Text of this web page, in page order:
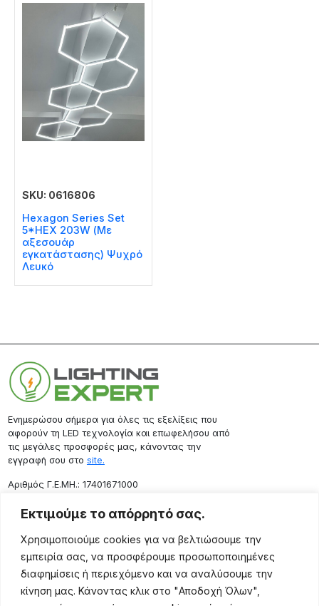
Εκτιμούμε το απόρρητό σας.
Χρησιμοποιούμε cookies για να βελτιώσουμε την
εμπειρία σας, να προσφέρουμε προσωποποιημένες
διαφημίσεις ή περιεχόμενο και να αναλύσουμε την
κίνηση μας. Κάνοντας κλικ στο "Αποδοχή Όλων",
SKU: 0616806
Hexagon Series Set
5*HEX 203W (Με
αξεσουάρ
εγκατάστασης) Ψυχρό
Λευκό
Ενημερώσου σήμερα για όλες τις εξελίξεις που
αφορούν τη LED τεχνολογία και επωφελήσου από
τις μεγάλες προσφορές μας, κάνοντας την
εγγραφή σου στο site.
Aριθμός Γ.Ε.ΜΗ.: 17401671000
Επικοινωνία
Ρόδου 133, Αθήνα 10443
(+30) 211 725 5427
sales@lightingexpert.gr